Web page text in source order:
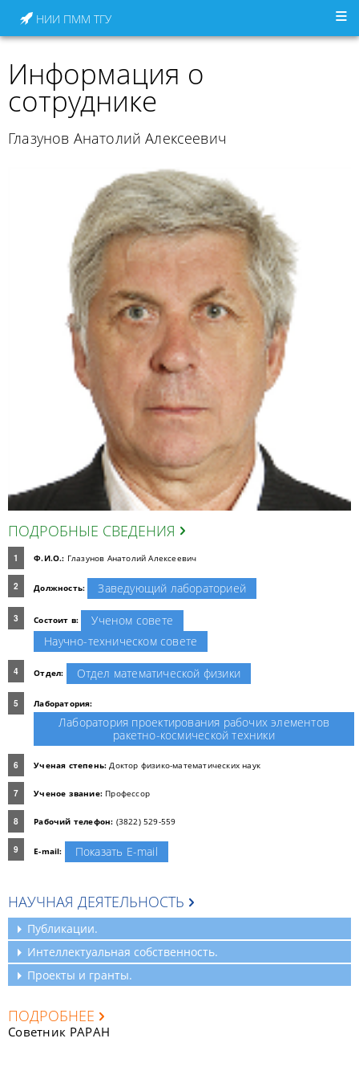
НИИ ПММ ТГУ
Информация о
сотруднике
Глазунов Анатолий Алексеевич
ПОДРОБНЫЕ СВЕДЕНИЯ
Ф.И.О.: Глазунов Анатолий Алексеевич
Должность: Заведующий лабораторией
Состоит в:
Ученом совете
Научно-техническом совете
Отдел: Отдел математической физики
Лаборатория:
Лаборатория проектирования рабочих элементов
ракетно-космической техники
Ученая степень:Доктор физико-математических наук
Ученое звание: Профессор
Рабочий телефон: (3822) 529-559
E-mail: Показать E-mail
НАУЧНАЯ ДЕЯТЕЛЬНОСТЬ
Публикации.
Интеллектуальная собственность.
Проекты и гранты.
ПОДРОБНЕЕ
Советник РАРАН